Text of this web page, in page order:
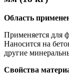
Область
Применяется для
Наносится на
другие
Свойства